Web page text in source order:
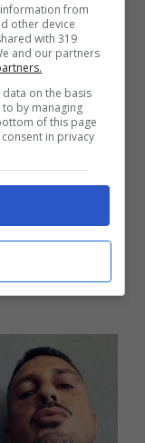
assicurato
rivelazioni
L’Isola dei
che non
solito
n molti
poco. Non
per
from
other device
with 319
and our partners
on the basis
by managing
of this page
in privacy